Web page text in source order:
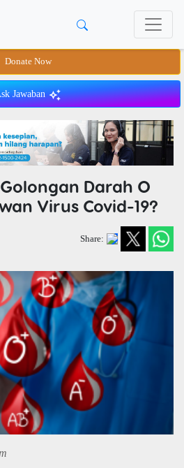
Donate Now
Jawaban
Darah O
Virus Covid-19?
Share: